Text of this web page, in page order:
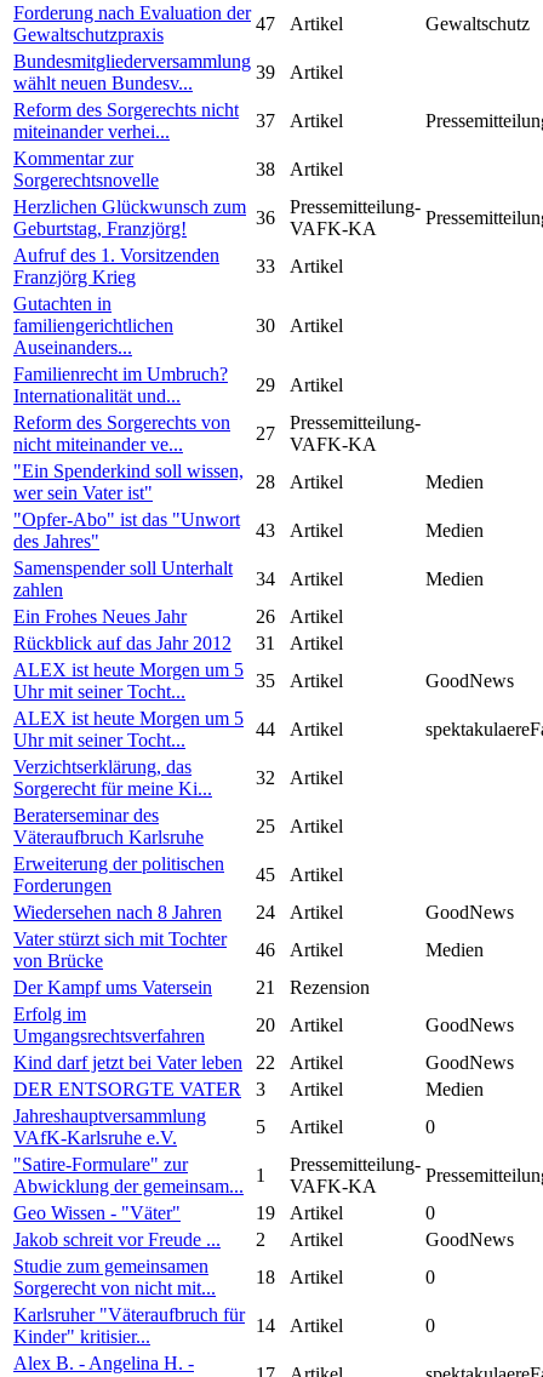
Forderung nach Evaluation der
Gewaltschutzpraxis
47 Artikel
Gewaltschutz
Bundesmitgliederversammlung
wählt neuen Bundesv...
39
Artikel
Reform des Sorgerechts nicht
miteinander verhei...
37 Artikel
Kommentar zur
Sorgerechtsnovelle
38
Artikel
Herzlichen Glückwunsch zum
Geburtstag, Franzjörg!
36
Pressemitteilung-
VAFK-KA
Aufruf des 1. Vorsitzenden
Franzjörg Krieg
33
Artikel
Gutachten in
familiengerichtlichen
Auseinanders...
30 Artikel
Familienrecht im Umbruch?
Internationalität und...
29
Artikel
Reform des Sorgerechts von
nicht miteinander ve...
27
Pressemitteilung-
VAFK-KA
"Ein Spenderkind soll wissen,
wer sein Vater ist"
28 Artikel
Medien
"Opfer-Abo" ist das "Unwort
des Jahres"
43 Artikel
Medien
Samenspender soll Unterhalt
zahlen
34 Artikel
Medien
Ein Frohes Neues Jahr
26
Artikel
Rückblick auf das Jahr 2012
31
Artikel
ALEX ist heute Morgen um 5
Uhr mit seiner Tocht...
35 Artikel
GoodNews
ALEX ist heute Morgen um 5
Uhr mit seiner Tocht...
44 Artikel
Verzichtserklärung, das
Sorgerecht für meine Ki...
32
Artikel
Beraterseminar des
Väteraufbruch Karlsruhe
25
Artikel
Erweiterung der politischen
Forderungen
45
Artikel
Wiedersehen nach 8 Jahren
24 Artikel
GoodNews
Vater stürzt sich mit Tochter
von Brücke
46 Artikel
Medien
Der Kampf ums Vatersein
21
Rezension
Erfolg im
Umgangsrechtsverfahren
20 Artikel
GoodNews
Kind darf jetzt bei Vater leben
22 Artikel
GoodNews
DER ENTSORGTE VATER
3 Artikel
Medien
Jahreshauptversammlung
VAfK-Karlsruhe e.V.
5 Artikel
0
"Satire-Formulare" zur
Abwicklung der gemeinsam...
1
Pressemitteilung-
VAFK-KA
Geo Wissen - "Väter"
19 Artikel
0
Jakob schreit vor Freude ...
2 Artikel
GoodNews
Studie zum gemeinsamen
Sorgerecht von nicht mit...
18 Artikel
0
Karlsruher "Väteraufbruch für
Kinder" kritisier...
14 Artikel
0
Alex B. - Angelina H. -